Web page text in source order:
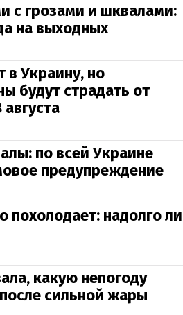
с грозами и шквалами:
на выходных
в Украину, но
будут страдать от
по всей Украине
предупреждение
похолодает: надолго ли
какую непогоду
сильной жары